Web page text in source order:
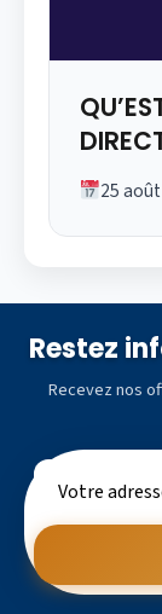
25
Restez
Recevez nos